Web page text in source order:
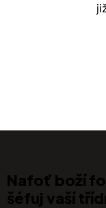
Nafoť boží
šéfuj vaší